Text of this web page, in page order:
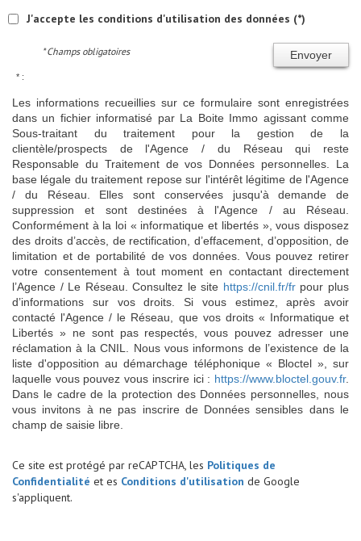
J'accepte les conditions d'utilisation des données (*)
Envoyer
* Champs obligatoires
* :
Les informations recueillies sur ce formulaire sont enregistrées
dans un fichier informatisé par La Boite Immo agissant comme
Sous-traitant du traitement pour la gestion de la
clientèle/prospects de l'Agence / du Réseau qui reste
Responsable du Traitement de vos Données personnelles. La
base légale du traitement repose sur l'intérêt légitime de l'Agence
/ du Réseau. Elles sont conservées jusqu'à demande de
suppression et sont destinées à l'Agence / au Réseau.
Conformément à la loi « informatique et libertés », vous disposez
des droits d’accès, de rectification, d’effacement, d’opposition, de
limitation et de portabilité de vos données. Vous pouvez retirer
votre consentement à tout moment en contactant directement
l’Agence / Le Réseau. Consultez le site https://cnil.fr/frpour plus
d’informations sur vos droits. Si vous estimez, après avoir
contacté l'Agence / le Réseau, que vos droits « Informatique et
Libertés » ne sont pas respectés, vous pouvez adresser une
réclamation à la CNIL. Nous vous informons de l’existence de la
liste d'opposition au démarchage téléphonique « Bloctel », sur
laquelle vous pouvez vous inscrire ici : https://www.bloctel.gouv.fr.
Dans le cadre de la protection des Données personnelles, nous
vous invitons à ne pas inscrire de Données sensibles dans le
champ de saisie libre.
Ce site est protégé par reCAPTCHA, les Politiques de
Confidentialité et es Conditions d'utilisation de Google
s'appliquent.